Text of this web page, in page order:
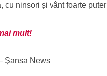
cu ninsori și vânt foarte
mult!
Şansa News